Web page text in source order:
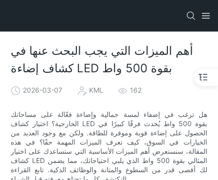
أهم الميزات التي يجب البحث عنها في
كشاف إضاءة LED بقوة 500 واط
2026-03-07 KML 162
هل ترغب في إضفاء لمسة جمالية وإضاءة فعّالة على مساحاتك
الخارجية؟ اختيار كشاف LED بقوة 500 واط يُحدث فرقًا كبيرًا في
الحصول على إضاءة قوية وموفرة للطاقة. ولكن مع وجود العديد من
الخيارات في السوق، كيف تعرف الميزات المهمة حقًا؟ في هذه
المقالة، سنستعرض أهم الميزات الأساسية التي ستساعدك على اختيار
كشاف LED المثالي بقوة 500 واط الذي يلبي احتياجاتك، مما يضمن
لك أقصى قدر من السطوع والمتانة والوظائف الذكية. تابع القراءة